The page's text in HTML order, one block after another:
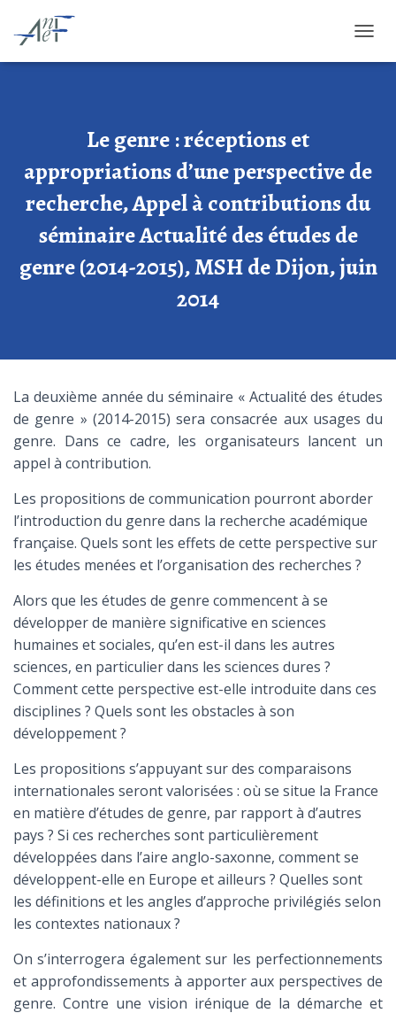
Le genre : réceptions et
appropriations d’une perspective de
recherche, Appel à contributions du
séminaire Actualité des études de
genre (2014-2015), MSH de Dijon, juin
2014
La deuxième année du séminaire « Actualité des études
de genre » (2014-2015) sera consacrée aux usages du
genre. Dans ce cadre, les organisateurs lancent un
appel à contribution.
Les propositions de communication pourront aborder
l’introduction du genre dans la recherche académique
française. Quels sont les effets de cette perspective sur
les études menées et l’organisation des recherches ?
Alors que les études de genre commencent à se
développer de manière significative en sciences
humaines et sociales, qu’en est-il dans les autres
sciences, en particulier dans les sciences dures ?
Comment cette perspective est-elle introduite dans ces
disciplines ? Quels sont les obstacles à son
développement ?
Les propositions s’appuyant sur des comparaisons
internationales seront valorisées : où se situe la France
en matière d’études de genre, par rapport à d’autres
pays ? Si ces recherches sont particulièrement
développées dans l’aire anglo-saxonne, comment se
développent-elle en Europe et ailleurs ? Quelles sont
les définitions et les angles d’approche privilégiés selon
les contextes nationaux ?
On s’interrogera également sur les perfectionnements
et approfondissements à apporter aux perspectives de
genre. Contre une vision irénique de la démarche et